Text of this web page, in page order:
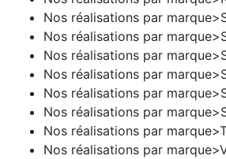
Nos réalisations par
Nos réalisations par
Nos réalisations par
Nos réalisations par
Nos réalisations par
Nos réalisations par
Nos réalisations par
Nos réalisations par